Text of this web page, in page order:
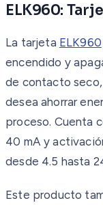
ELK960:
La tarjeta ELK960
encendido y
de contacto
desea ahorrar
proceso. Cuenta
40 mA y
desde 4.5 hasta
Este producto